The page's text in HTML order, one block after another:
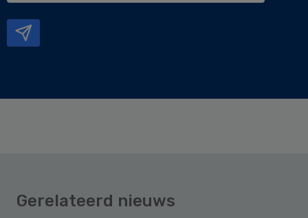
Gerelateerd nieuws